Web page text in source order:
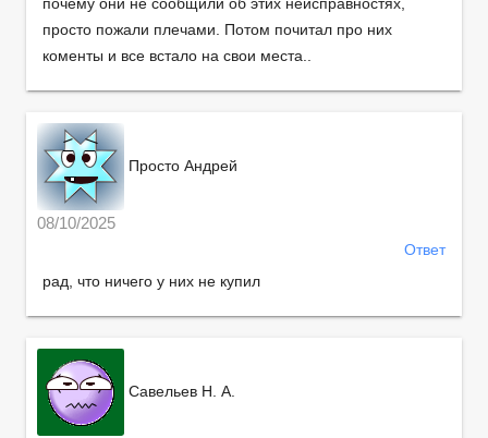
просто пожали плечами. Потом почитал про них
коменты и все встало на свои места..
Просто Андрей
08/10/2025
Ответ
рад, что ничего у них не купил
Савельев Н. А.